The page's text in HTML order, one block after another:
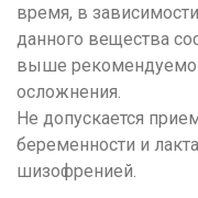
время, в
данного вещества
выше
осложнения.
Не допускается
беременности и
шизофренией.